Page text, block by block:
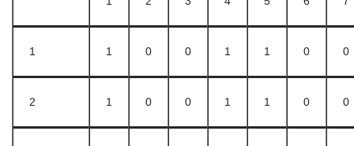
1 1 0 0 1 1 0 0
2 1 0 0 1 1 0 0